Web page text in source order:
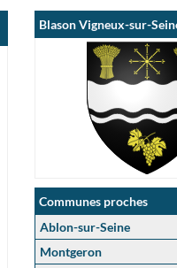
Blason Vigneux-sur-
Communes proches
Ablon-sur-Seine
Montgeron